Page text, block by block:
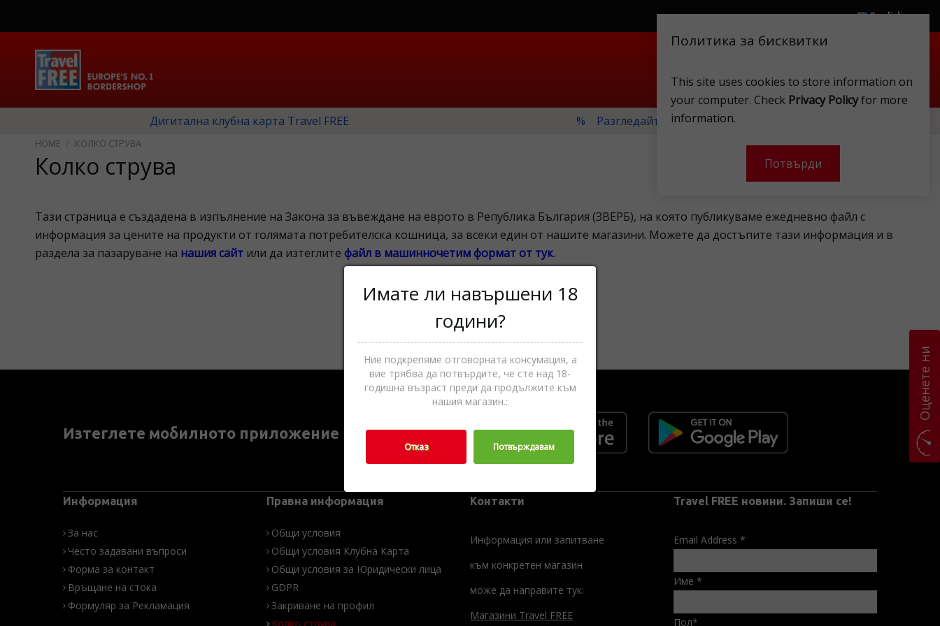
Политика за бисквитки
This site uses cookies to store information on
your computer. Check Privacy Policyfor more
information.
Потвърди
English
Магазини Клубна карта Акаунт
Дигитална клубна карта Travel FREE % Разгледайте нашите месечни оферти!
КОЛКО СТРУВА
Колко струва
Тази страница е създадена в изпълнение на Закона за въвеждане на еврото в Република България (ЗВЕРБ), на която публикуваме ежедневно файл с
информация за цените на продукти от голямата потребителска кошница, за всеки един от нашите магазини. Можете да достъпите тази информация и в
раздела за пазаруване на нашия сайт или да изтеглите файл в машинночетим формат от тук.
Изтеглете мобилното приложение ►
Информация
За нас
Често задавани въпроси
Форма за контакт
Връщане на стока
Формуляр за Рекламация
Правна информация
Общи условия
Общи условия Клубна Карта
Общи условия за Юридически лица
GDPR
Закриване на профил
Колко струва
Контакти
Информация или запитване
към конкретен магазин
може да направите тук:
Магазини Travel FREE
Travel FREE новини. Запиши се!
Email Address *
Име *
Пол*
Оценете ни
Имате ли навършени 18
години?
Ние подкрепяме отговорната консумация, а
вие трябва да потвърдите, че сте над 18-
годишна възраст преди да продължите към
нашия магазин.:
Отказ Потвърждавам